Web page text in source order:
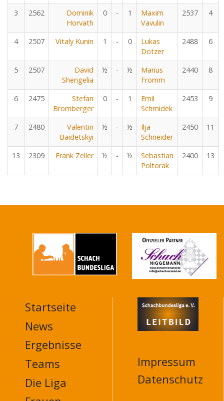
3 2562
Dominik
Horvath
0 - 1
Maxim
Vavulin
2537 4
4 2507 Vitaly Kunin 1 - 0
Lukas
Dotzer
2488 6
5 2507
David
Shengelia
½ - ½
Marius
Fromm
2440 8
6 2475
Stefan
Bromberger
0 - 1
Emil
Schmidek
2453 9
7 2480
Valentin
Baidetskyi
½ - ½
Ilja
Schneider
2450 11
13 2309 Frank Zeller ½ - ½
Sebastian
Poltorak
2400 13
MAIN
NAVIGATION
FOOTER
Startseite
News
Ergebnisse
Teams
Die Liga
Impressum
Datenschutz